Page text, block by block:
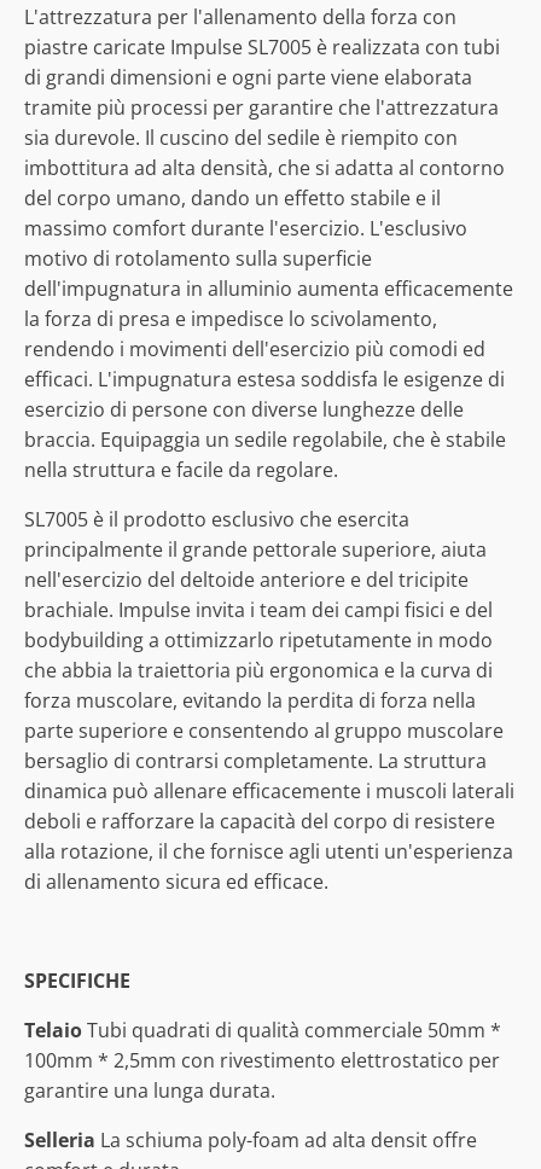
L'attrezzatura per l'allenamento della forza con
piastre caricate Impulse SL7005 è realizzata con tubi
di grandi dimensioni e ogni parte viene elaborata
tramite più processi per garantire che l'attrezzatura
sia durevole. Il cuscino del sedile è riempito con
imbottitura ad alta densità, che si adatta al contorno
del corpo umano, dando un effetto stabile e il
massimo comfort durante l'esercizio. L'esclusivo
motivo di rotolamento sulla superficie
dell'impugnatura in alluminio aumenta efficacemente
la forza di presa e impedisce lo scivolamento,
rendendo i movimenti dell'esercizio più comodi ed
efficaci. L'impugnatura estesa soddisfa le esigenze di
esercizio di persone con diverse lunghezze delle
braccia. Equipaggia un sedile regolabile, che è stabile
nella struttura e facile da regolare.
SL7005 è il prodotto esclusivo che esercita
principalmente il grande pettorale superiore, aiuta
nell'esercizio del deltoide anteriore e del tricipite
brachiale. Impulse invita i team dei campi fisici e del
bodybuilding a ottimizzarlo ripetutamente in modo
che abbia la traiettoria più ergonomica e la curva di
forza muscolare, evitando la perdita di forza nella
parte superiore e consentendo al gruppo muscolare
bersaglio di contrarsi completamente. La struttura
dinamica può allenare efficacemente i muscoli laterali
deboli e rafforzare la capacità del corpo di resistere
alla rotazione, il che fornisce agli utenti un'esperienza
di allenamento sicura ed efficace.
SPECIFICHE
TelaioTubi quadrati di qualità commerciale 50mm *
100mm * 2,5mm con rivestimento elettrostatico per
garantire una lunga durata.
Selleria La schiuma poly-foam ad alta densit offre